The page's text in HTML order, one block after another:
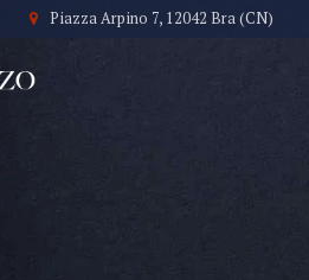
Piazza Arpino 7, 12042 Bra (CN)